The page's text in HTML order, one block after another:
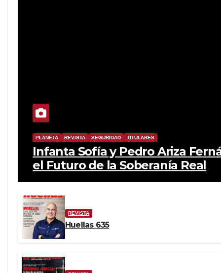
PLANETA REVISTA SEGURIDAD TITULARES
Infanta Sofía y Pedro Ariza
el Futuro de la Soberanía Real
REVISTA
Huellas 635